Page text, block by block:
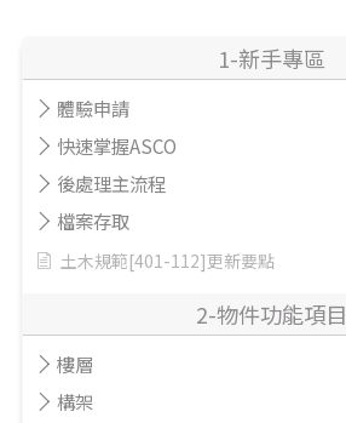
1-新手專區
體驗申請
快速掌握ASCO
後處理主流程
檔案存取
土木規範[401-112]更新要點
2-物件功能項目
樓層
構架